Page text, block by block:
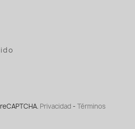
Privacidad - Términos